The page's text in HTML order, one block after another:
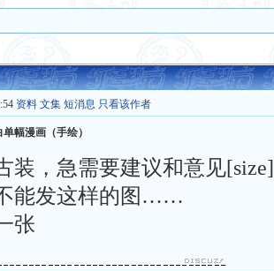
资料 文集 短消息 只看该作者
幅漫画（手绘）
装，急需要建议和意见[size]
能发这样的图……
张